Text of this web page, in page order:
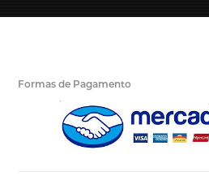
Formas de Pagamento